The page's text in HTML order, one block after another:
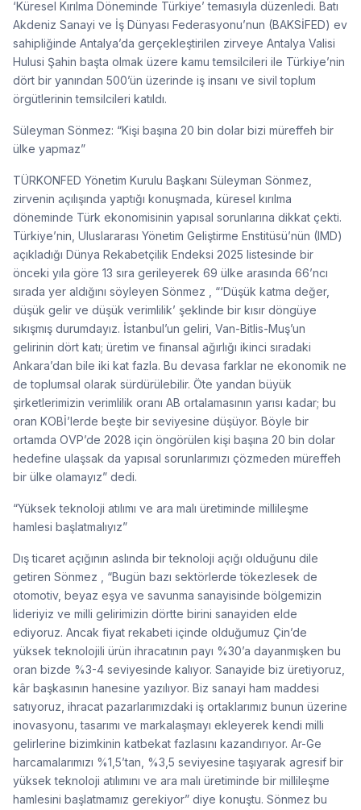
‘Küresel Kırılma Döneminde Türkiye’ temasıyla düzenledi. Batı
Akdeniz Sanayi ve İş Dünyası Federasyonu’nun (BAKSİFED) ev
sahipliğinde Antalya’da gerçekleştirilen zirveye Antalya Valisi
Hulusi Şahin başta olmak üzere kamu temsilcileri ile Türkiye’nin
dört bir yanından 500’ün üzerinde iş insanı ve sivil toplum
örgütlerinin temsilcileri katıldı.
Süleyman Sönmez: “Kişi başına 20 bin dolar bizi müreffeh bir
ülke yapmaz”
TÜRKONFED Yönetim Kurulu Başkanı Süleyman Sönmez,
zirvenin açılışında yaptığı konuşmada, küresel kırılma
döneminde Türk ekonomisinin yapısal sorunlarına dikkat çekti.
Türkiye’nin, Uluslararası Yönetim Geliştirme Enstitüsü’nün (IMD)
açıkladığı Dünya Rekabetçilik Endeksi 2025 listesinde bir
önceki yıla göre 13 sıra gerileyerek 69 ülke arasında 66’ncı
sırada yer aldığını söyleyen Sönmez , “‘Düşük katma değer,
düşük gelir ve düşük verimlilik’ şeklinde bir kısır döngüye
sıkışmış durumdayız. İstanbul’un geliri, Van-Bitlis-Muş’un
gelirinin dört katı; üretim ve finansal ağırlığı ikinci sıradaki
Ankara’dan bile iki kat fazla. Bu devasa farklar ne ekonomik ne
de toplumsal olarak sürdürülebilir. Öte yandan büyük
şirketlerimizin verimlilik oranı AB ortalamasının yarısı kadar; bu
oran KOBİ’lerde beşte bir seviyesine düşüyor. Böyle bir
ortamda OVP’de 2028 için öngörülen kişi başına 20 bin dolar
hedefine ulaşsak da yapısal sorunlarımızı çözmeden müreffeh
bir ülke olamayız” dedi.
“Yüksek teknoloji atılımı ve ara malı üretiminde millileşme
hamlesi başlatmalıyız”
Dış ticaret açığının aslında bir teknoloji açığı olduğunu dile
getiren Sönmez , “Bugün bazı sektörlerde tökezlesek de
otomotiv, beyaz eşya ve savunma sanayisinde bölgemizin
lideriyiz ve milli gelirimizin dörtte birini sanayiden elde
ediyoruz. Ancak fiyat rekabeti içinde olduğumuz Çin’de
yüksek teknolojili ürün ihracatının payı %30’a dayanmışken bu
oran bizde %3-4 seviyesinde kalıyor. Sanayide biz üretiyoruz,
kâr başkasının hanesine yazılıyor. Biz sanayi ham maddesi
satıyoruz, ihracat pazarlarımızdaki iş ortaklarımız bunun üzerine
inovasyonu, tasarımı ve markalaşmayı ekleyerek kendi milli
gelirlerine bizimkinin katbekat fazlasını kazandırıyor. Ar-Ge
harcamalarımızı %1,5’tan, %3,5 seviyesine taşıyarak agresif bir
yüksek teknoloji atılımını ve ara malı üretiminde bir millileşme
hamlesini başlatmamız gerekiyor” diye konuştu. Sönmez bu